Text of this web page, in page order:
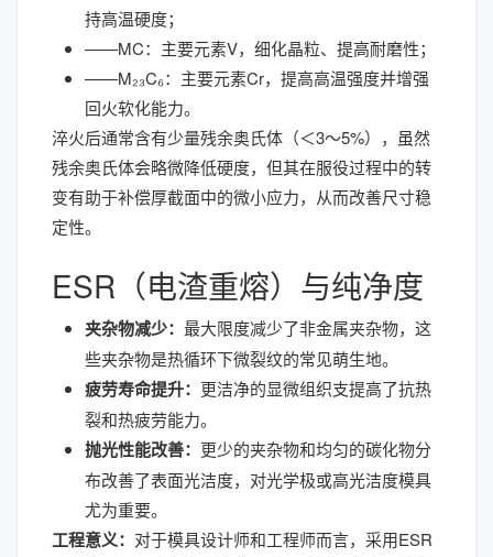
持高温硬度；
——MC：主要元素V，细化晶粒、提高耐磨性；
——M₂₃C₆：主要元素Cr，提高高温强度并增强
回火软化能力。
淬火后通常含有少量残余奥氏体（＜3～5%），虽然
残余奥氏体会略微降低硬度，但其在服役过程中的转
变有助于补偿厚截面中的微小应力，从而改善尺寸稳
定性。
ESR（电渣重熔）与纯净度
夹杂物减少： 最大限度减少了非金属夹杂物，这
些夹杂物是热循环下微裂纹的常见萌生地。
疲劳寿命提升： 更洁净的显微组织支提高了抗热
裂和热疲劳能力。
抛光性能改善： 更少的夹杂物和均匀的碳化物分
布改善了表面光洁度，对光学极或高光洁度模具
尤为重要。
工程意义： 对于模具设计师和工程师而言，采用ESR